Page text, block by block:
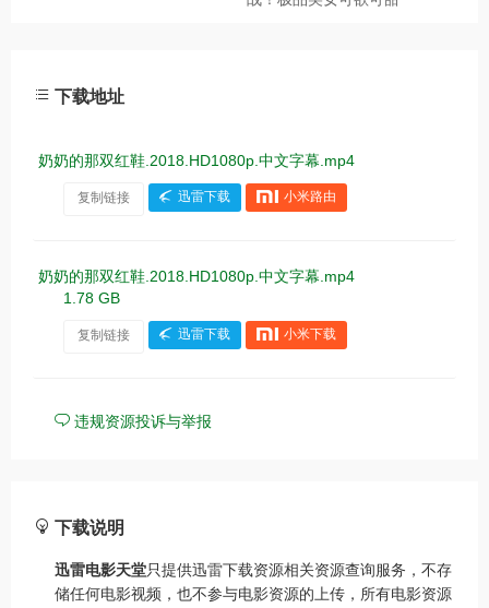
下载地址
奶奶的那双红鞋.2018.HD1080p.中文字幕.mp4
复制链接 迅雷下载 小米路由
奶奶的那双红鞋.2018.HD1080p.中文字幕.mp4
1.78 GB
复制链接 迅雷下载 小米下载
违规资源投诉与举报
下载说明
迅雷电影天堂只提供迅雷下载资源相关资源查询服务，不存
储任何电影视频，也不参与电影资源的上传，所有电影资源